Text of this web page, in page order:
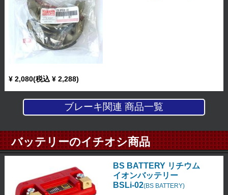
¥ 2,080(税込 ¥ 2,288)
ブレーキ関連 商品一覧
バッテリーのイチオシ商品
BS BATTERY リチウム
イオンバッテリー
BSLi-02(BS BATTERY)